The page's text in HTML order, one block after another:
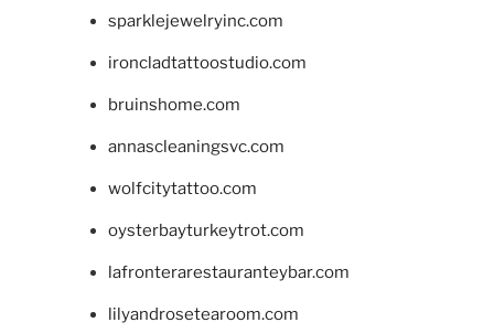
sparklejewelryinc.com
ironcladtattoostudio.com
bruinshome.com
annascleaningsvc.com
wolfcitytattoo.com
oysterbayturkeytrot.com
lafronterarestauranteybar.com
lilyandrosetearoom.com